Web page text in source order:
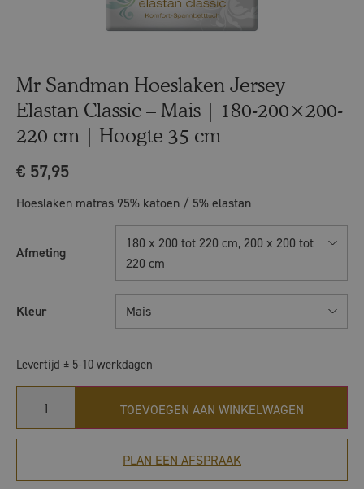
Mr Sandman Hoeslaken Jersey
Elastan Classic – Mais | 180-200×200-
220 cm | Hoogte 35 cm
€ 57,95
Hoeslaken matras 95% katoen / 5% elastan
Afmeting
180 x 200 tot 220 cm, 200 x 200 tot
220 cm
Kleur Mais
Levertijd ± 5-10 werkdagen
TOEVOEGEN AAN WINKELWAGEN
PLAN EEN AFSPRAAK